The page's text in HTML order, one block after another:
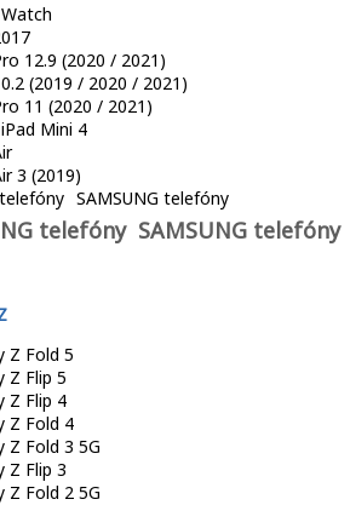
12.9 (2020 / 2021)
(2019 / 2020 / 2021)
11 (2020 / 2021)
Mini 4
3 (2019)
SAMSUNG telefóny
SAMSUNG telefóny
Z Fold 5
Z Flip 5
Z Flip 4
Z Fold 4
Z Fold 3 5G
Z Flip 3
Z Fold 2 5G